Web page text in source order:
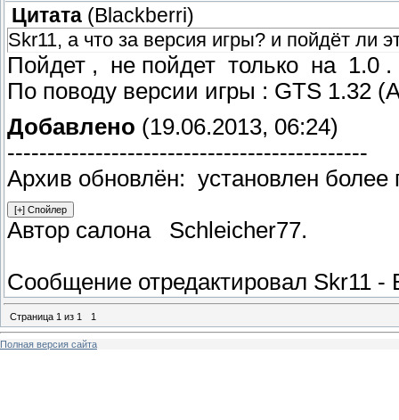
Цитата ( Blackberri)
Skr11, а что за версия игры? и пойдёт ли
Пойдет , не пойдет только на 1.0 .
По поводу версии игры : GTS 1.32
Добавлено (19.06.2013, 06:24)
---------------------------------------------
Архив обновлён: установлен
Автор салона Schleicher77.
Сообщение отредактировал Skr11 -
Страница 1 из 1 1
Полная версия сайта